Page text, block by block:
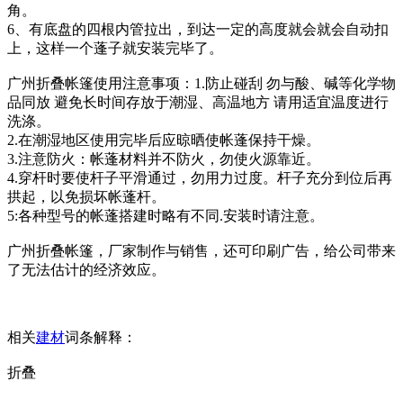
角。
6、有底盘的四根内管拉出，到达一定的高度就会就会自动扣
上，这样一个蓬子就安装完毕了。
广州折叠帐篷使用注意事项：1.防止碰刮 勿与酸、碱等化学物
品同放 避免长时间存放于潮湿、高温地方 请用适宜温度进行
洗涤。
2.在潮湿地区使用完毕后应晾晒使帐蓬保持干燥。
3.注意防火：帐蓬材料并不防火，勿使火源靠近。
4.穿杆时要使杆子平滑通过，勿用力过度。杆子充分到位后再
拱起，以免损坏帐蓬杆。
5:各种型号的帐蓬搭建时略有不同.安装时请注意。
广州折叠帐篷，厂家制作与销售，还可印刷广告，给公司带来
了无法估计的经济效应。
相关建材词条解释：
折叠